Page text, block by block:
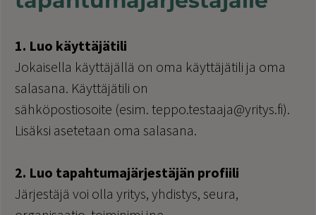
1. Luo käyttäjätili
Jokaisella käyttäjällä on oma käyttäjätili ja oma
salasana. Käyttäjätili on
sähköpostiosoite (esim. teppo.testaaja@yritys.fi).
Lisäksi asetetaan oma salasana.
2. Luo tapahtumajärjestäjän profiili
Järjestäjä voi olla yritys, yhdistys, seura,